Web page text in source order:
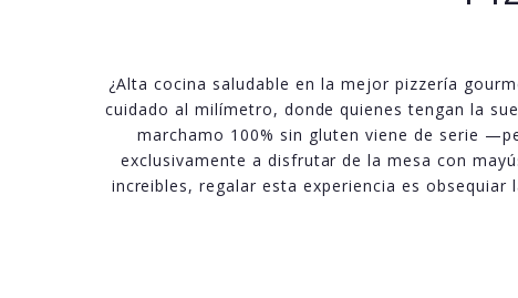
¿Alta cocina saludable en la mejor pizzería
cuidado al milímetro, donde quienes tengan la
marchamo 100% sin gluten viene de serie —
exclusivamente a disfrutar de la mesa con
increibles, regalar esta experiencia es